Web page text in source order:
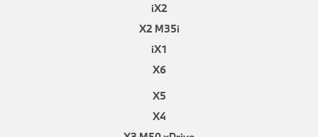
iX2
X2 M35i
iX1
X6
X5
X4